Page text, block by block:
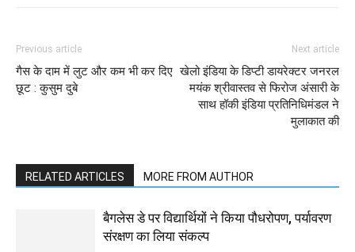
Previous article
गैस के दाम में लुट और कम भी कर दिए
छूट : कुसुम दुबे
Next article
खेलो इंडिया के डिप्टी डायरेक्टर जनरल
मयंक श्रीवास्तव से फिरोज अंसारी के
साथ हॉकी इंडिया प्रतिनिधिमंडल ने
मुलाकात की
RELATED ARTICLES MORE FROM AUTHOR
बैगलेस डे पर विद्यार्थियों ने किया पौधरोपण, पर्यावरण
संरक्षण का लिया संकल्प